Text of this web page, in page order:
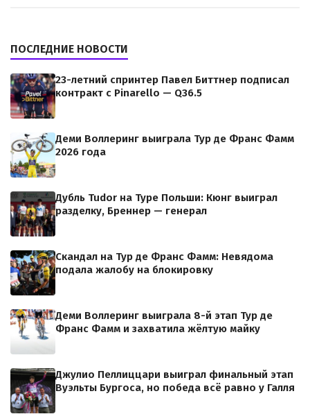
ПОСЛЕДНИЕ НОВОСТИ
23-летний спринтер Павел Биттнер подписал
контракт с Pinarello — Q36.5
Деми Воллеринг выиграла Тур де Франс Фамм
2026 года
Дубль Tudor на Туре Польши: Кюнг выиграл
разделку, Бреннер — генерал
Скандал на Тур де Франс Фамм: Невядома
подала жалобу на блокировку
Деми Воллеринг выиграла 8-й этап Тур де
Франс Фамм и захватила жёлтую майку
Джулио Пеллиццари выиграл финальный этап
Вуэльты Бургоса, но победа всё равно у Галля